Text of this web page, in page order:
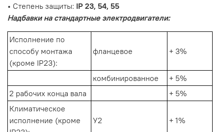
• Степень защиты: IP 23, 54, 55
Надбавки на стандартные электродвигатели:
Исполнение по
способу монтажа
(кроме IP23):
фланцевое + 3%
комбинированное
+ 5%
2 рабочих конца вала
+ 5%
Климатическое
исполнение (кроме
У2 + 1%